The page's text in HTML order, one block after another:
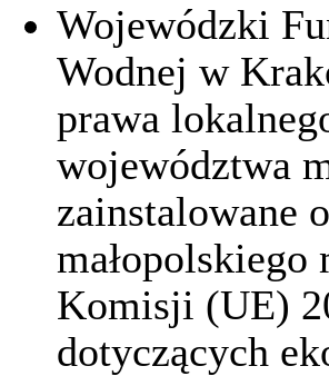
Wojewódzki
Wodnej w
prawa
województwa
zainstalowane
małopolskiego
Komisji (UE)
dotyczących